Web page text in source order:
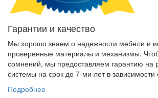
Гарантии и качество
Мы хорошо знаем о надежности мебели и
проверенные материалы и механизмы.
сомнений, мы предоставляем гарантию на
системы на срок до 7-ми лет в зависимости
Подробнее